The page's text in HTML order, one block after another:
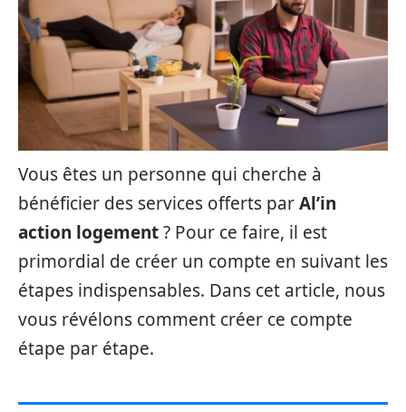
Vous êtes un personne qui cherche à
bénéficier des services offerts parAl’in
action logement? Pour ce faire, il est
primordial de créer un compte en suivant les
étapes indispensables. Dans cet article, nous
vous révélons comment créer ce compte
étape par étape.